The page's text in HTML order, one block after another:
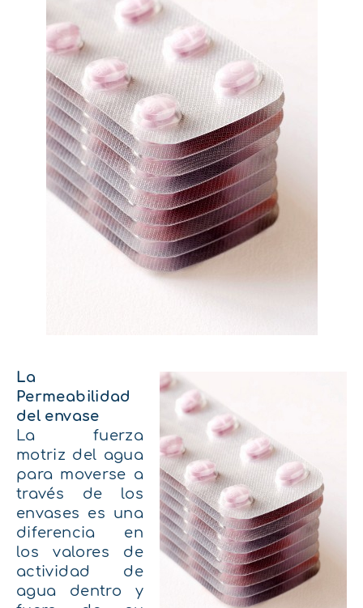
La
Permeabilidad
del envase
La fuerza
motriz del agua
para moverse a
través de los
envases es una
diferencia en
los valores de
actividad de
agua dentro y